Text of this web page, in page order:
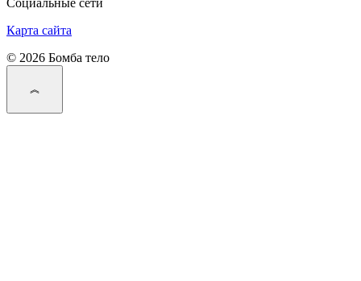
Карта сайта
© 2026 Бомба тело